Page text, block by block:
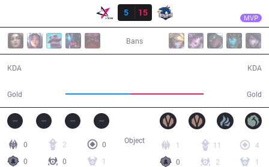
5
15 MVP
Bans
KDA
Gold Gold
KDA
0 2
0
0
0 1
1 11
4
0
2 1
Object